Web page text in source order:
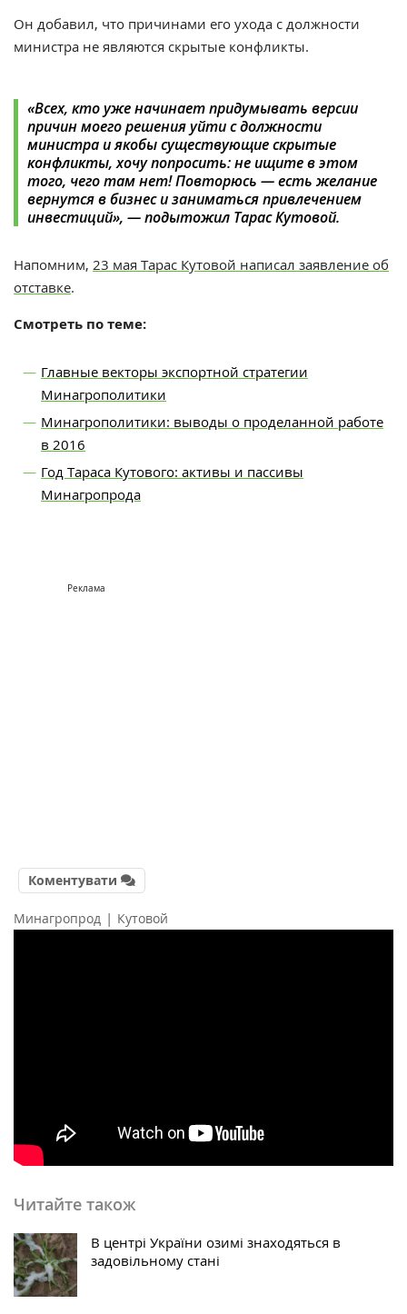
Он добавил, что причинами его ухода с должности
министра не являются скрытые конфликты.
«Всех, кто уже начинает придумывать версии
причин моего решения уйти с должности
министра и якобы существующие скрытые
конфликты, хочу попросить: не ищите в этом
того, чего там нет! Повторюсь — есть желание
вернутся в бизнес и заниматься привлечением
инвестиций», — подытожил Тарас Кутовой.
Напомним, 23 мая Тарас Кутовой написал заявление об
отставке.
Смотреть по теме:
Главные векторы экспортной стратегии
Минагрополитики
Минагрополитики: выводы о проделанной работе
в 2016
Год Тараса Кутового: активы и пассивы
Минагропрода
Реклама
Коментувати
Минагропрод | Кутовой
Читайте також
В центрі України озимі знаходяться в
задовільному стані